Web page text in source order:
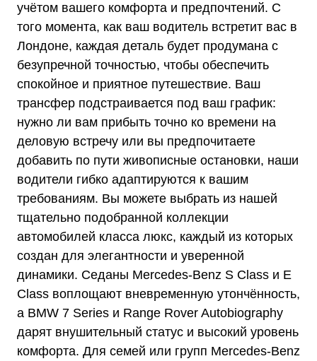
учётом вашего комфорта и предпочтений. С
того момента, как ваш водитель встретит вас в
Лондоне, каждая деталь будет продумана с
безупречной точностью, чтобы обеспечить
спокойное и приятное путешествие. Ваш
трансфер подстраивается под ваш график:
нужно ли вам прибыть точно ко времени на
деловую встречу или вы предпочитаете
добавить по пути живописные остановки, наши
водители гибко адаптируются к вашим
требованиям. Вы можете выбрать из нашей
тщательно подобранной коллекции
автомобилей класса люкс, каждый из которых
создан для элегантности и уверенной
динамики. Седаны Mercedes-Benz S Class и E
Class воплощают вневременную утончённость,
а BMW 7 Series и Range Rover Autobiography
дарят внушительный статус и высокий уровень
комфорта. Для семей или групп Mercedes-Benz